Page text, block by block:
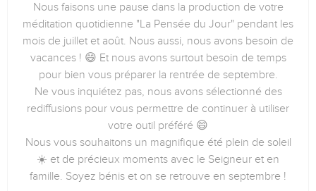
Nous faisons une pause dans la production de votre
méditation quotidienne "La Pensée du Jour" pendant les
mois de juillet et août. Nous aussi, nous avons besoin de
vacances ! 😄 Et nous avons surtout besoin de temps
pour bien vous préparer la rentrée de septembre.
Ne vous inquiétez pas, nous avons sélectionné des
rediffusions pour vous permettre de continuer à utiliser
votre outil préféré 😄
Nous vous souhaitons un magnifique été plein de soleil
☀️ et de précieux moments avec le Seigneur et en
famille. Soyez bénis et on se retrouve en septembre !